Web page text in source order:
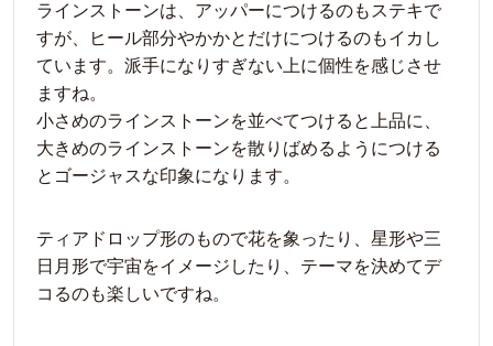
ラインストーンは、アッパーにつけるのもステキで
すが、ヒール部分やかかとだけにつけるのもイカし
ています。派手になりすぎない上に個性を感じさせ
ますね。
小さめのラインストーンを並べてつけると上品に、
大きめのラインストーンを散りばめるようにつける
とゴージャスな印象になります。
ティアドロップ形のもので花を象ったり、星形や三
日月形で宇宙をイメージしたり、テーマを決めてデ
コるのも楽しいですね。